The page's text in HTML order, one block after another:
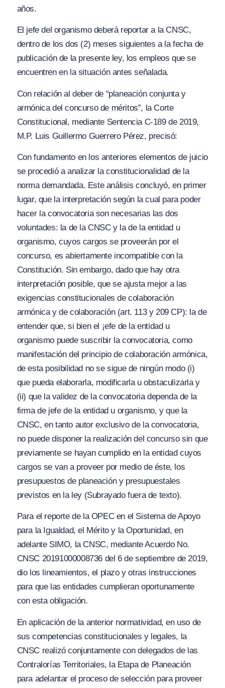
años.
El jefe del organismo deberá reportar a la CNSC,
dentro de los dos (2) meses siguientes a la fecha de
publicación de la presente ley, los empleos que se
encuentren en la situación antes señalada.
Con relación al deber de “planeación conjunta y
armónica del concurso de méritos”, la Corte
Constitucional, mediante Sentencia C-189 de 2019,
M.P. Luis Guillermo Guerrero Pérez, precisó:
Con fundamento en los anteriores elementos de juicio
se procedió a analizar la constitucionalidad de la
norma demandada. Este análisis concluyó, en primer
lugar, que la interpretación según la cual para poder
hacer la convocatoria son necesarias las dos
voluntades: la de la CNSC y la de la entidad u
organismo, cuyos cargos se proveerán por el
concurso, es abiertamente incompatible con la
Constitución. Sin embargo, dado que hay otra
interpretación posible, que se ajusta mejor a las
exigencias constitucionales de colaboración
armónica y de colaboración (art. 113 y 209 CP): la de
entender que, si bien el ¡efe de la entidad u
organismo puede suscribir la convocatoria, como
manifestación del principio de colaboración armónica,
de esta posibilidad no se sigue de ningún modo (i)
que pueda elaborarla, modificarla u obstaculizarla y
(ii) que la validez de la convocatoria dependa de la
firma de jefe de la entidad u organismo, y que la
CNSC, en tanto autor exclusivo de la convocatoria,
no puede disponer la realización del concurso sin que
previamente se hayan cumplido en la entidad cuyos
cargos se van a proveer por medio de éste, los
presupuestos de planeación y presupuestales
previstos en la ley (Subrayado fuera de texto).
Para el reporte de la OPEC en el Sistema de Apoyo
para la Igualdad, el Mérito y la Oportunidad, en
adelante SIMO, la CNSC, mediante Acuerdo No.
CNSC 20191000008736 del 6 de septiembre de 2019,
dio los lineamientos, el plazo y otras instrucciones
para que las entidades cumplieran oportunamente
con esta obligación.
En aplicación de la anterior normatividad, en uso de
sus competencias constitucionales y legales, la
CNSC realizó conjuntamente con delegados de las
Contralorías Territoriales, la Etapa de Planeación
para adelantar el proceso de selección para proveer